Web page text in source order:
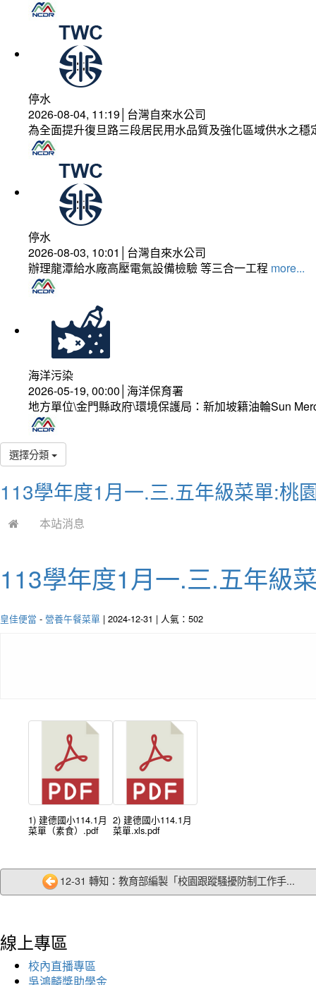
停水
2026-08-04, 11:19│台灣自來水公司
為全面提升復旦路三段居民用水品質及強化區域供水之
停水
2026-08-03, 10:01│台灣自來水公司
辦理龍潭給水廠高壓電氣設備檢驗 等三合一工程 more...
海洋污染
2026-05-19, 00:00│海洋保育署
地方單位\金門縣政府\環境保護局：新加坡籍油輪Sun
選擇分類
113學年度1月一.三.五年級菜單:桃
本站消息
113學年度1月一.三.五年級
皇佳便當 - 營養午餐菜單 | 2024-12-31 | 人氣：502
1) 建德國小114.1月
菜單（素食）.pdf
2) 建德國小114.1月
菜單.xls.pdf
12-31 轉知：教育部編製「校園跟蹤騷擾防制工作手...
線上專區
校內直播專區
吳鴻麟獎助學金